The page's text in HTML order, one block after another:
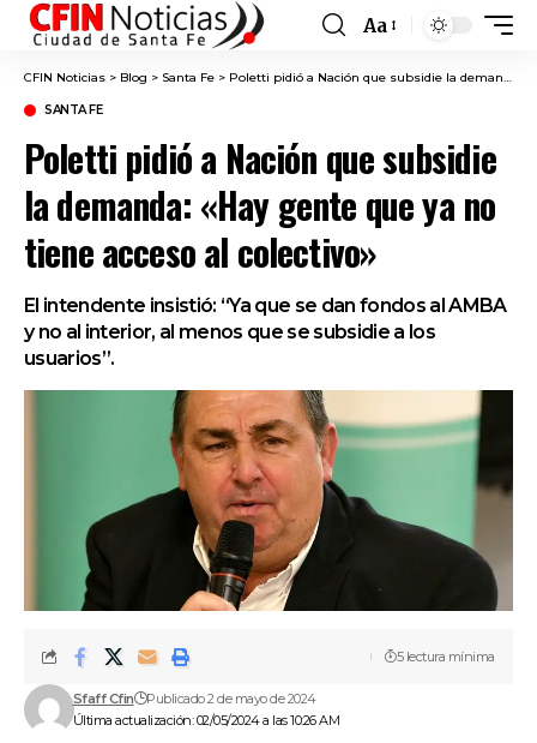
Font
Resizer
Aa
CFIN Noticias > Blog > Santa Fe > Poletti pidió a Nación que subsidie la demanda: «Hay gente que ya no tiene acceso al colectivo»
SANTA FE
Poletti pidió a Nación que subsidie
la demanda: «Hay gente que ya no
tiene acceso al colectivo»
El intendente insistió: “Ya que se dan fondos al AMBA
y no al interior, al menos que se subsidie a los
usuarios”.
Última actualización: 02/05/2024 a las 10:26 AM
Sfaff Cfin Publicado 2 de mayo de 2024
5 lectura mínima